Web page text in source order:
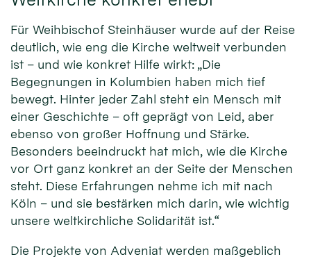
Für Weihbischof Steinhäuser wurde auf der Reise
deutlich, wie eng die Kirche weltweit verbunden
ist – und wie konkret Hilfe wirkt: „Die
Begegnungen in Kolumbien haben mich tief
bewegt. Hinter jeder Zahl steht ein Mensch mit
einer Geschichte – oft geprägt von Leid, aber
ebenso von großer Hoffnung und Stärke.
Besonders beeindruckt hat mich, wie die Kirche
vor Ort ganz konkret an der Seite der Menschen
steht. Diese Erfahrungen nehme ich mit nach
Köln – und sie bestärken mich darin, wie wichtig
unsere weltkirchliche Solidarität ist.“
Die Projekte von Adveniat werden maßgeblich